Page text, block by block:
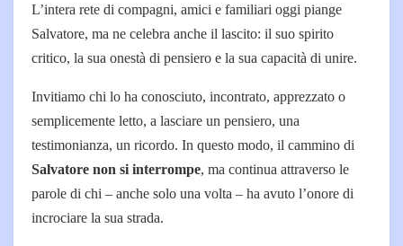
L’intera rete di compagni, amici e familiari oggi piange
Salvatore, ma ne celebra anche il lascito: il suo spirito
critico, la sua onestà di pensiero e la sua capacità di unire.
Invitiamo chi lo ha conosciuto, incontrato, apprezzato o
semplicemente letto, a lasciare un pensiero, una
testimonianza, un ricordo. In questo modo, il cammino di
Salvatore non si interrompe, ma continua attraverso le
parole di chi – anche solo una volta – ha avuto l’onore di
incrociare la sua strada.